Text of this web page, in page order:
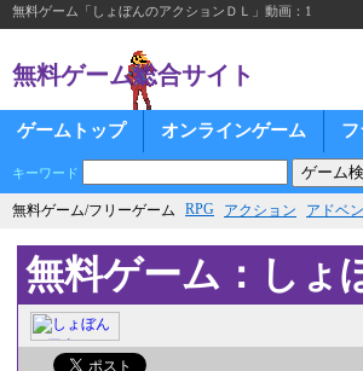
無料ゲーム「しょぼんのアクションＤＬ」動画：1
無料ゲーム総合サイト
ゲームトップ オンラインゲーム
キーワード
無料ゲーム/フリーゲーム RPG アクション アドベ
無料ゲーム：しょ